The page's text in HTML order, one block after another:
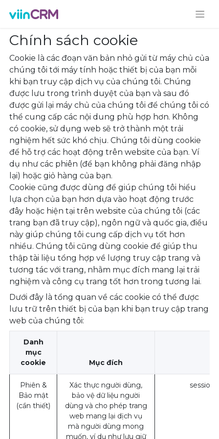
Chính sách cookie
Cookie là các đoạn văn bản nhỏ gửi từ máy chủ của
chúng tôi tới máy tính hoặc thiết bị của bạn mỗi
khi bạn truy cập dịch vụ của chúng tôi. Chúng
được lưu trong trình duyệt của bạn và sau đó
được gửi lại máy chủ của chúng tôi để chúng tôi có
thể cung cấp các nội dung phù hợp hơn. Không
có cookie, sử dụng web sẽ trở thành một trải
nghiệm hết sức khó chịu. Chúng tôi dùng cookie
để hỗ trợ các hoạt động trên website của bạn. Ví
dụ như các phiên (để bạn không phải đăng nhập
lại) hoặc giỏ hàng của bạn.
Cookie cũng được dùng để giúp chúng tôi hiểu
lựa chọn của bạn hơn dựa vào hoạt động trước
đây hoặc hiện tại trên website của chúng tôi (các
trang bạn đã truy cập), ngôn ngữ và quốc gia, điều
này giúp chúng tôi cung cấp dịch vụ tốt hơn
nhiều. Chúng tôi cũng dùng cookie để giúp thu
thập tài liệu tổng hợp về lượng truy cập trang và
tương tác với trang, nhằm mục đích mang lại trải
nghiệm và công cụ trang tốt hơn trong tương lai.
Dưới đây là tổng quan về các cookie có thể được
lưu trữ trên thiết bị của bạn khi bạn truy cập trang
web của chúng tôi:
Danh
mục
cookie
Mục đích
Phiên &
Bảo mật
(cần thiết)
Xác thực người dùng,
bảo vệ dữ liệu người
dùng và cho phép trang
web mang lại dịch vụ
mà người dùng mong
muốn, ví dụ như lưu giữ